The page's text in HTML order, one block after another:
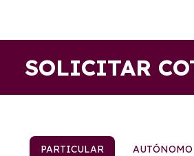
SOLICITAR
PARTICULAR AUTÓNOMO